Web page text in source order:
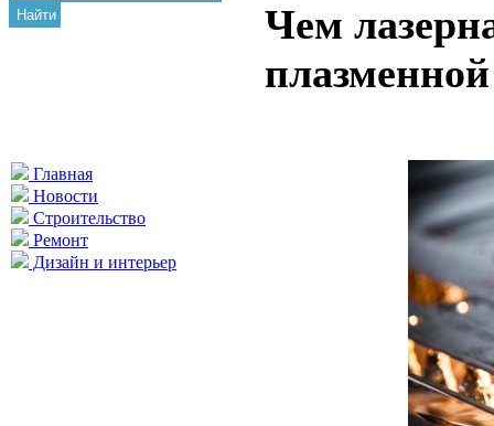
Найти
Главная
Новости
Строительство
Ремонт
Дизайн и интерьер
Чем
плазменной